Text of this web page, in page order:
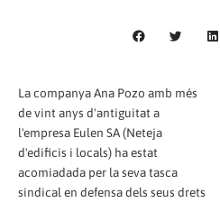
La companya Ana Pozo amb més
de vint anys d'antiguitat a
l'empresa Eulen SA (Neteja
d'edificis i locals) ha estat
acomiadada per la seva tasca
sindical en defensa dels seus drets